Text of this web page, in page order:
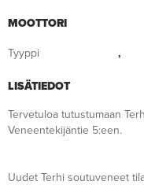
MOOTTORI
Tyyppi ,
LISÄTIEDOT
Tervetuloa tutustumaan
Veneentekijäntie 5:een.
Uudet Terhi soutuveneet